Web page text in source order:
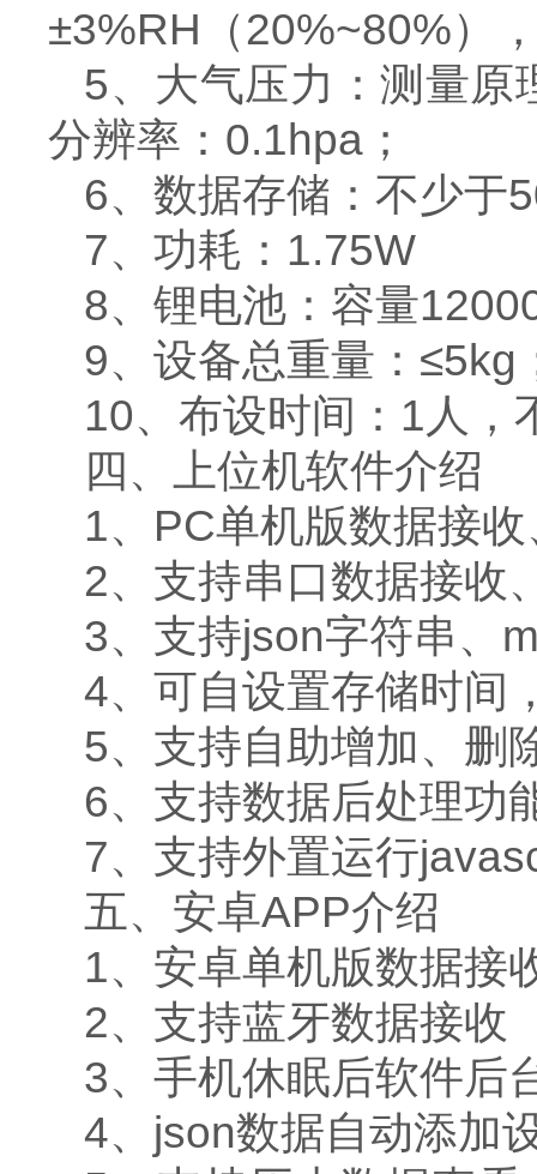
±3%RH（20%~80%）
5、大气压力：测量原
分辨率：0.1hpa；
6、数据存储：不少于
7、功耗：1.75W
8、锂电池：容量
9、设备总重量：≤5kg
10、布设时间：1人，
四、上位机软件介绍
1、PC单机版数据接
2、支持串口数据接收
3、支持json字符串、
4、可自设置存储时间
5、支持自助增加、删
6、支持数据后处理功
7、支持外置运行
五、安卓APP介绍
1、安卓单机版数据接
2、支持蓝牙数据接收
3、手机休眠后软件后
4、json数据自动添加